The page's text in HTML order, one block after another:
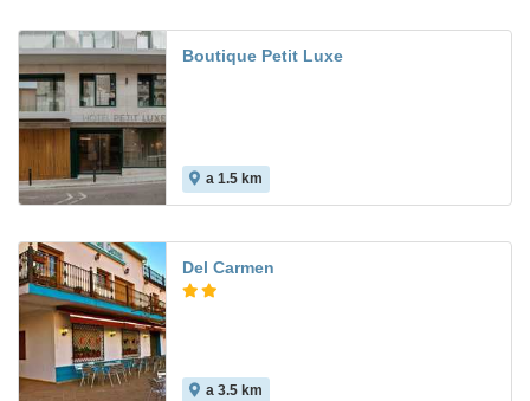
Boutique Petit Luxe
a 1.5 km
Del Carmen
a 3.5 km